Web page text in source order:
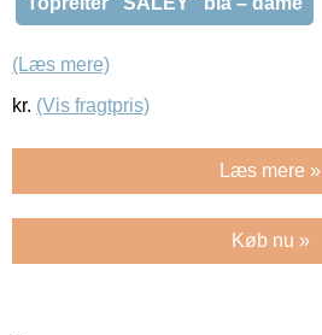
(Læs mere)
kr. (Vis fragtpris)
Læs mere »
Køb nu »